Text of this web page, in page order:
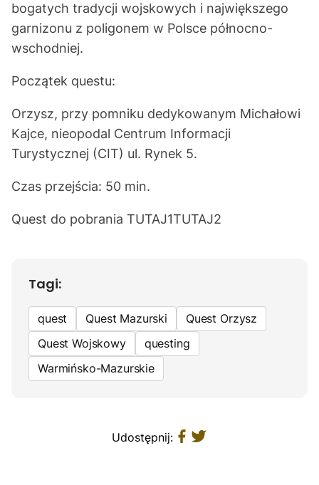
bogatych tradycji wojskowych i największego
garnizonu z poligonem w Polsce północno-
wschodniej.
Początek questu:
Orzysz, przy pomniku dedykowanym Michałowi
Kajce, nieopodal Centrum Informacji
Turystycznej (CIT) ul. Rynek 5.
Czas przejścia: 50 min.
Quest do pobrania TUTAJ1TUTAJ2
Tagi:
quest Quest Mazurski
Quest Orzysz
Quest Wojskowy
questing
Warmińsko-Mazurskie
Udostępnij: